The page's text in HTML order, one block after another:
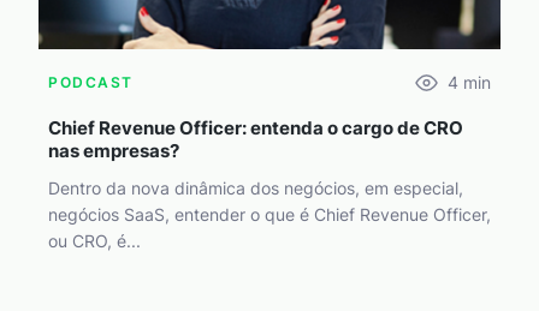
PODCAST 4 min
Chief Revenue Officer: entenda o cargo de CRO
nas empresas?
Dentro da nova dinâmica dos negócios, em especial,
negócios SaaS, entender o que é Chief Revenue Officer,
ou CRO, é...